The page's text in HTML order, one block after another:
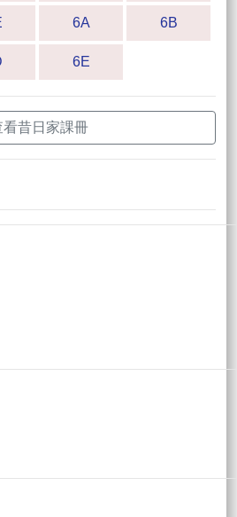
6A 6B
6E
看昔日家課冊